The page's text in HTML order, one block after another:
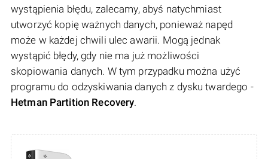
wystąpienia błędu, zalecamy, abyś natychmiast
utworzyć kopię ważnych danych, ponieważ napęd
może w każdej chwili ulec awarii. Mogą jednak
wystąpić błędy, gdy nie ma już możliwości
skopiowania danych. W tym przypadku można użyć
programu do odzyskiwania danych z dysku twardego -
Hetman Partition Recovery.